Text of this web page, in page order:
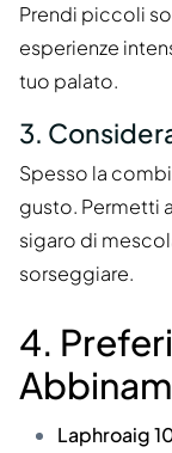
Prendi piccoli
esperienze
tuo palato.
3.
Spesso la
gusto. Permetti
sigaro di
sorseggiare.
4.
Laphroaig